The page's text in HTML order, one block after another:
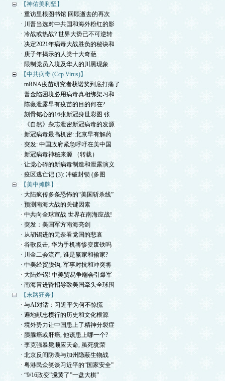
【神佑美利坚】
· 重访里根图书馆 回顾逝去的再次
· 川普当选对中共国和海外粉红的影
· 冷战或热战? 世界大势已不可逆转
· 决定2021年病毒大战胜负的秘诀和
· 庚子年揭示的人类十大奇葩
· 限制党员入境及华人的川黑现象
【中共病毒 (Ccp Virus)】
· mRNA疫苗研究者获诺奖到底打痛了
· 普金陷困境必用病毒真相绑架习和
· 陈薇泄露早有疫苗的目的何在?
· 刻骨铭心的16张新冠身世彩图 张
· 《自然》杂志泄密新冠病毒的发源
· 新冠病毒最高机密: 北京早有解药
· 突发: 中国政府紧急呼吁在美中国
· 新冠病毒神秘来源 （转载）
· 让党心碎的新病毒制造和泄露演义
· 疫区逃亡记 (3): 冲破封锁 (多图
【美中摊牌】
· 大陆疯传多条恐怖的“美国斩杀线”
· 预测南海大战的关键因素
· 中共向全球宣战 世界在南海应战!
· 突发：美国军方南海亮剑
· 从胡锡进的无奈看党国的悲哀
· 谷歌反击, 华为手机将惨变废铁吗
· 川金二会流产, 谁是赢家和输家?
· 中美经贸脱钩, 军事对抗和冲突将
· 大陆炸锅! 中美贸易争端会引爆军
· 南海冒进昏招导致美国牵头全球围
【末路狂奔】
· 与AI对话：习近平为何不惊慌
· 遍地献忠横行的历史和文化根源
· 境外势力让中国患上了精神分裂症
· 胰腺癌或肝癌, 他该患上哪一个?
· 李克强暴毙顺应天命, 虽死犹荣
· 北京反间防谍与加州隐蔽生物战
· 粤港民众笑谈习近平的“国家安全”
· “9/16政变”搅黄了”一盘大棋”